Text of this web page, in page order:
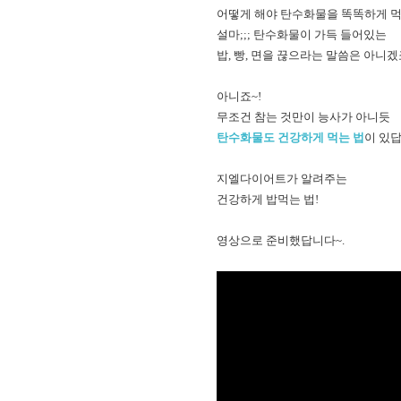
어떻게 해야 탄수화물을 똑똑하게
설마;;; 탄수화물이 가득 들어있는
밥, 빵, 면을 끊으라는 말씀은 아니겠
아니죠~!
무조건 참는 것만이 능사가 아니듯
탄수화물도 건강하게 먹는 법 이 있
지엘다이어트가 알려주는
건강하게 밥먹는 법!
영상으로 준비했답니다~.